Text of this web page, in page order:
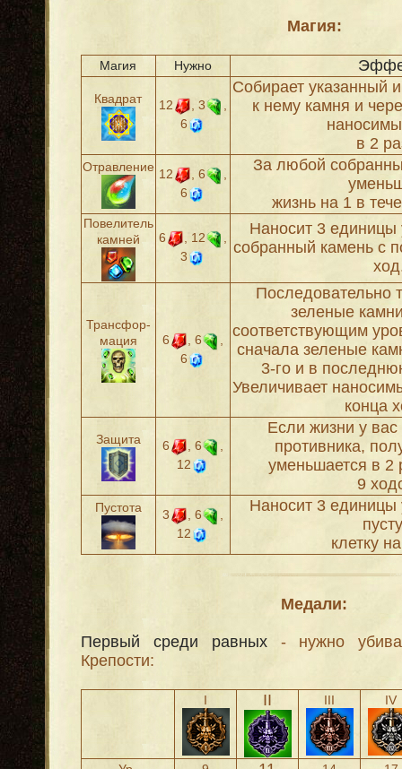
Магия:
Магия Нужно
Квадрат 12 , 3
,
6
Собирает указанный
к нему камня и
в 2
Отравление
12 , 6
,
6
За любой
жизнь на 1 в
Повелитель
камней
6 , 12
,
3
Наносит 3
собранный камень с
Трансфор-
мация
6 , 6
,
6
Последовательно
зеленые
соответствующим
сначала зеленые
3-го и в
Увеличивает
конца
Защита 6 , 6
,
12
Если жизни у
противника,
уменьшается в 2
9
Пустота
3 , 6
,
12
Наносит 3
клетку
Медали:
Первый среди равных- нужно
Крепости:
I II III IV